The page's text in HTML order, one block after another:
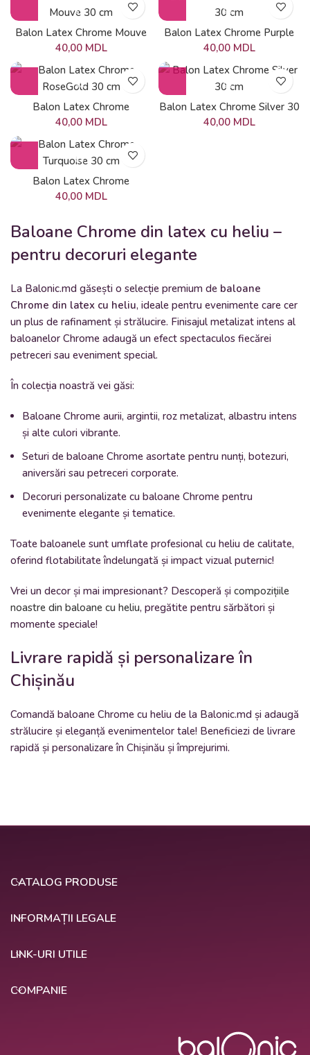
Balon Latex Chrome Mouve
30 cm
40,00 MDL
Balon Latex Chrome Purple
30 cm
40,00 MDL
Balon Latex Chrome
RoseGold 30 cm
40,00 MDL
Balon Latex Chrome Silver 30
cm
40,00 MDL
Balon Latex Chrome
Turquoise 30 cm
40,00 MDL
Baloane Chrome din latex cu heliu –
pentru decoruri elegante
La Balonic.md găsești o selecție premium de baloane
Chrome din latex cu heliu, ideale pentru evenimente care cer
un plus de rafinament și strălucire. Finisajul metalizat intens al
baloanelor Chrome adaugă un efect spectaculos fiecărei
petreceri sau eveniment special.
În colecția noastră vei găsi:
Baloane Chrome aurii, argintii, roz metalizat, albastru intens
și alte culori vibrante.
Seturi de baloane Chrome asortate pentru nunți, botezuri,
aniversări sau petreceri corporate.
Decoruri personalizate cu baloane Chrome pentru
evenimente elegante și tematice.
Toate baloanele sunt umflate profesional cu heliu de calitate,
oferind flotabilitate îndelungată și impact vizual puternic!
Vrei un decor și mai impresionant? Descoperă și compozițiile
noastre din baloane cu heliu, pregătite pentru sărbători și
momente speciale!
Livrare rapidă și personalizare în
Chișinău
Comandă baloane Chrome cu heliu de la Balonic.md și adaugă
strălucire și eleganță evenimentelor tale! Beneficiezi de livrare
rapidă și personalizare în Chișinău și împrejurimi.
CATALOG PRODUSE
INFORMAȚII LEGALE
LINK-URI UTILE
COMPANIE